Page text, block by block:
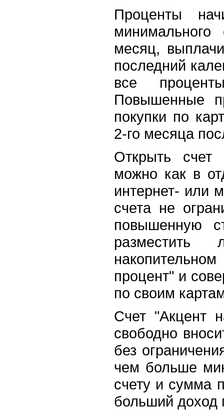
Проценты
месяц,
последний
все
Повышенные
покупки по
2-го месяца
Открыть счет
можно как в
интернет- или
счета не
повышенную
процент" и
по своим
Счет "Акцент
свободно
без
чем больше
счету и сумма
больший доход